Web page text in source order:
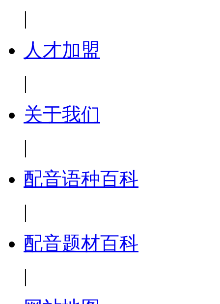
|
人才加盟
|
关于我们
|
配音语种百科
|
配音题材百科
|